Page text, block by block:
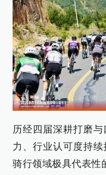
历经四届深耕打磨
力、行业认可度持
骑行领域极具代表性